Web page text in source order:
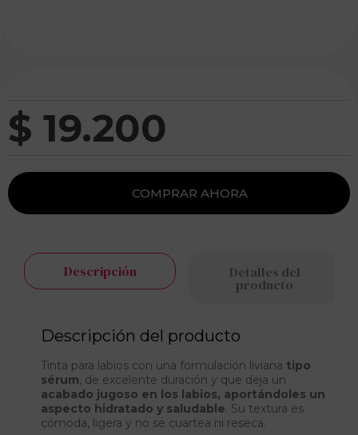
$ 19.200
Descripción Detalles del
producto
Descripción del producto
Tinta para labios con una formulación liviana tipo
sérum, de excelente duración y que deja un
acabado jugoso en los labios, aportándoles un
aspecto hidratado y saludable. Su textura es
cómoda, ligera y no se cuartea ni reseca.